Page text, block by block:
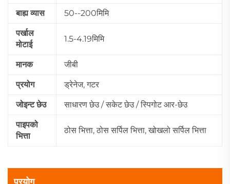
बाह्य व्यास 50--200मिमि
पर्खाल
मोटाई
1.5-4.19मिमि
मानक जीबी
प्रयोग ड्रेनेज, गटर
जोइन्ट छेउ साधारण छेउ / सकेट छेउ / स्पिगोट आर-छेउ
पाइपको
भित्ता
ठोस भित्ता, ठोस सर्पिल भित्ता, खोखलो सर्पिल भित्ता